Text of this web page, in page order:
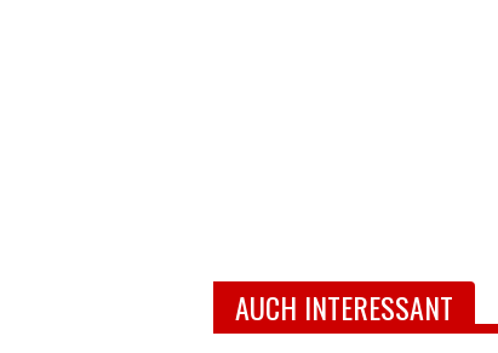
AUCH INTERESSANT